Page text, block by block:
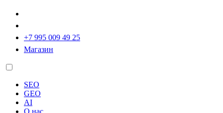
+7 995 009 49 25
Магазин
SEO
GEO
AI
О нас